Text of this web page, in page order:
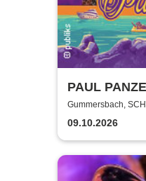
PAUL
Welt -
Gummersbach,
Schwalbe Arena
09.10.2026